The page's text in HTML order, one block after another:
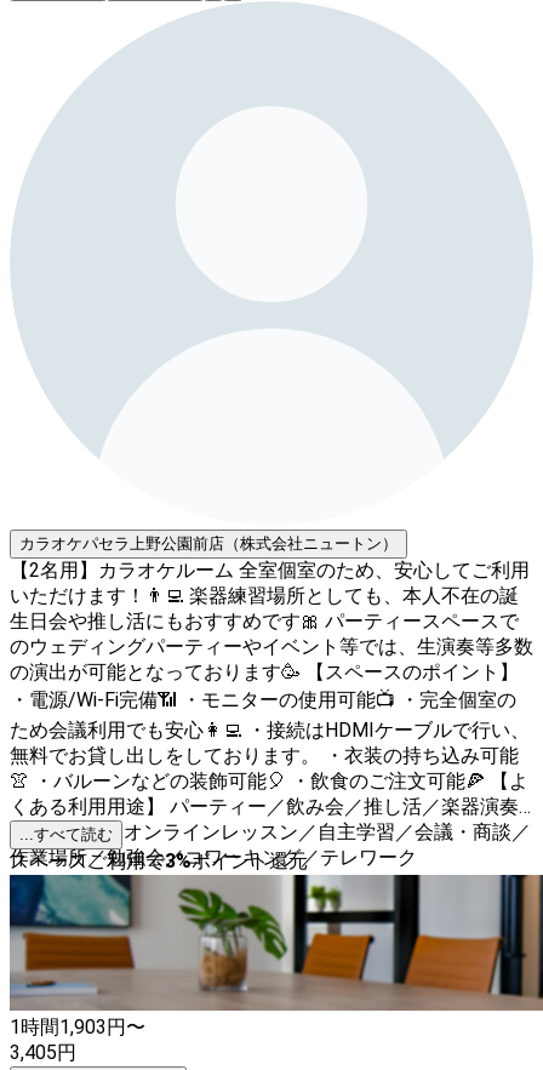
カラオケパセラ上野公園前店（株式会社ニュートン）
【2名用】カラオケルーム 全室個室のため、安心してご利用
いただけます！👨‍💻 楽器練習場所としても、本人不在の誕
生日会や推し活にもおすすめです🎀 パーティースペースで
のウェディングパーティーやイベント等では、生演奏等多数
の演出が可能となっております🥳 【スペースのポイント】
・電源/Wi-Fi完備📶 ・モニターの使用可能📺 ・完全個室の
ため会議利用でも安心👩‍💻 ・接続はHDMIケーブルで行い、
無料でお貸し出しをしております。 ・衣装の持ち込み可能
👚 ・バルーンなどの装飾可能🎈 ・飲食のご注文可能🍕 【よ
くある利用用途】 パーティー／飲み会／推し活／楽器演奏
／web会議／オンラインレッスン／自主学習／会議・商談／
作業場所／勉強会／コワーキング／テレワーク
...すべて読む
スペースご利用で3%ポイント還元
1時間1,903円〜
3,405円